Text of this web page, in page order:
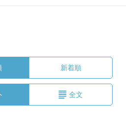
新着順
全文